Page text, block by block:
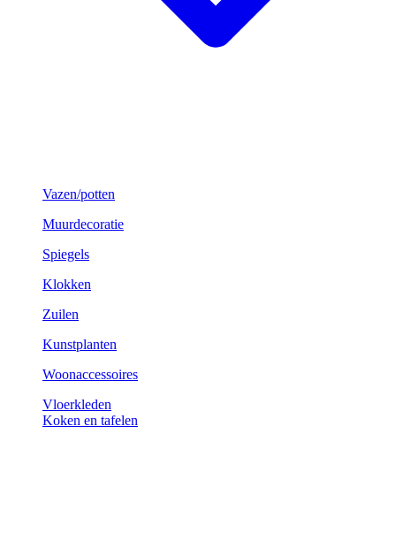
Vazen/potten
Muurdecoratie
Spiegels
Klokken
Zuilen
Kunstplanten
Woonaccessoires
Vloerkleden
Koken en tafelen